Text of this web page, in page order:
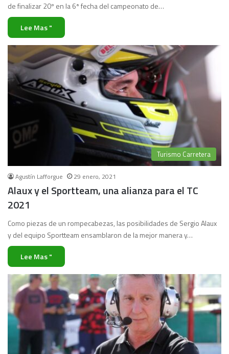
de finalizar 20º en la 6ª fecha del campeonato de…
Lee Mas "
Turismo Carretera
Agustín Lafforgue 29 enero, 2021
Alaux y el Sportteam, una alianza para el TC
2021
Como piezas de un rompecabezas, las posibilidades de Sergio Alaux
y del equipo Sportteam ensamblaron de la mejor manera y…
Lee Mas "